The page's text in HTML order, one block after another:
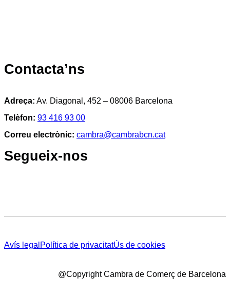
Contacta’ns
Adreça: Av. Diagonal, 452 – 08006 Barcelona
Telèfon: 93 416 93 00
Correu electrònic: cambra@cambrabcn.cat
Segueix-nos
Avís legal Política de privacitatÚs de cookies
@Copyright Cambra de Comerç de Barcelona